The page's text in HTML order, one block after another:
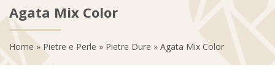
Agata Mix Color
Home » Pietre e Perle » Pietre Dure » Agata Mix Color